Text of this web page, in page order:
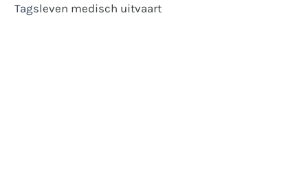
Tagsleven medisch uitvaart